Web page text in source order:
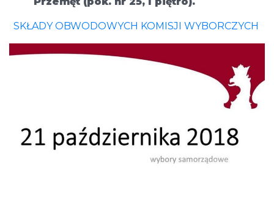
SKŁADY OBWODOWYCH KOMISJI WYBORCZYCH